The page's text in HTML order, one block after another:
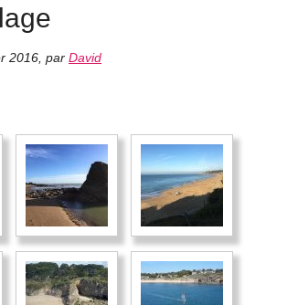
2016, par David